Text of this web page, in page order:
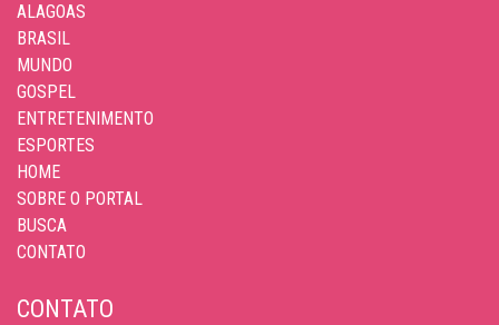
ALAGOAS
BRASIL
MUNDO
GOSPEL
ENTRETENIMENTO
ESPORTES
HOME
SOBRE O PORTAL
BUSCA
CONTATO
CONTATO